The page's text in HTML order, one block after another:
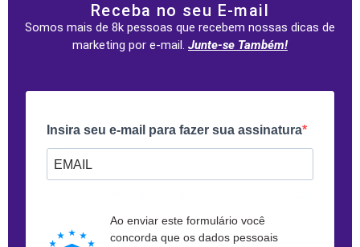
Receba no seu E-mail
Somos mais de 8k pessoas que recebem nossas dicas de
marketing por e-mail. Junte-se Também!
Insira seu e-mail para fazer sua assinatura
Ao enviar este formulário você
concorda que os dados pessoais